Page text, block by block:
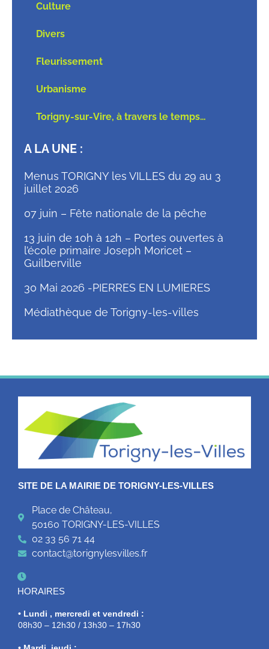
Culture
Divers
Fleurissement
Urbanisme
Torigny-sur-Vire, à travers le temps…
A LA UNE :
Menus TORIGNY les VILLES du 29 au 3
juillet 2026
07 juin – Fête nationale de la pêche
13 juin de 10h à 12h – Portes ouvertes à
l’école primaire Joseph Moricet –
Guilberville
30 Mai 2026 -PIERRES EN LUMIERES
Médiathèque de Torigny-les-villes
SITE DE LA MAIRIE DE TORIGNY-LES-VILLES
Place de Château,
50160 TORIGNY-LES-VILLES
02 33 56 71 44
contact@torignylesvilles.fr
HORAIRES
• Lundi , mercredi et vendredi :
08h30 – 12h30 / 13h30 – 17h30